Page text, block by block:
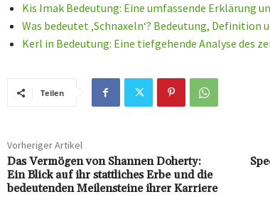
Kis Imak Bedeutung: Eine umfassende Erklärung
Was bedeutet ‚Schnaxeln‘? Bedeutung, Definition
Kerl in Bedeutung: Eine tiefgehende Analyse des
Teilen
Vorheriger Artikel
Das Vermögen von Shannen Doherty:
Ein Blick auf ihr stattliches Erbe und die
bedeutenden Meilensteine ihrer Karriere